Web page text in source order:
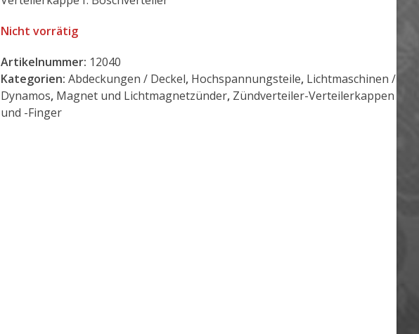
Nicht vorrätig
Artikelnummer: 12040
Kategorien: Abdeckungen / Deckel, Hochspannungsteile, Lichtmaschinen /
Dynamos, Magnet und Lichtmagnetzünder, Zündverteiler-Verteilerkappen
und -Finger